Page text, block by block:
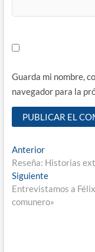
Guarda mi nombre,
navegador para la
Navegación
de
entradas
AnteriorEntrada
anterior:
Reseña: Historias
SiguienteEntrada
siguiente:
Entrevistamos a
comunero»